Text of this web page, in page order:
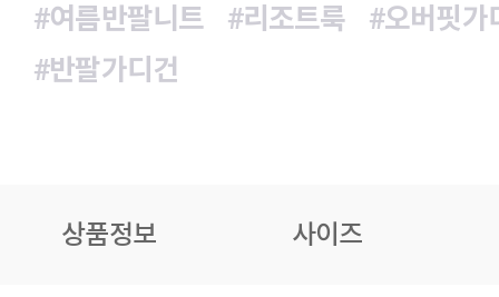
#여름반팔니트 #리조트룩
#오버핏가
#반팔가디건
상품정보 사이즈